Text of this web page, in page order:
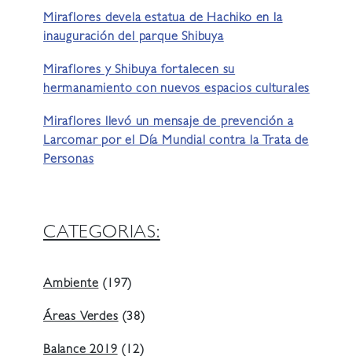
Miraflores devela estatua de Hachiko en la
inauguración del parque Shibuya
Miraflores y Shibuya fortalecen su
hermanamiento con nuevos espacios culturales
Miraflores llevó un mensaje de prevención a
Larcomar por el Día Mundial contra la Trata de
Personas
CATEGORIAS:
Ambiente (197)
Áreas Verdes (38)
Balance 2019 (12)